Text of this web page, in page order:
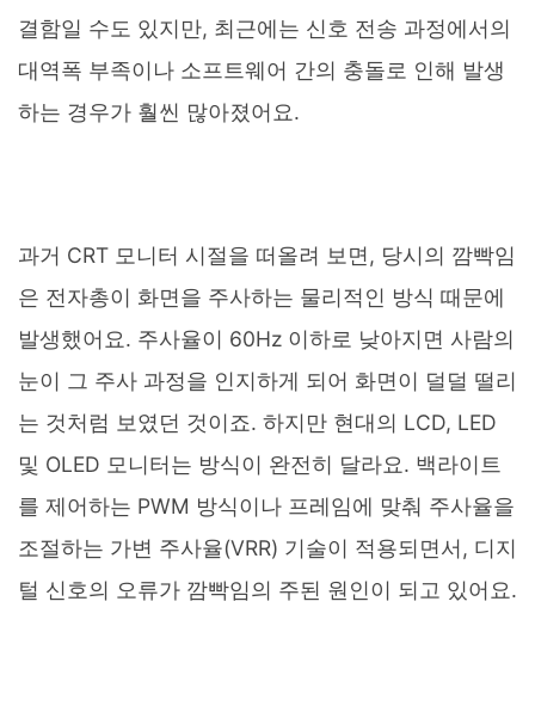
결함일 수도 있지만, 최근에는 신호 전송 과정에서의
대역폭 부족이나 소프트웨어 간의 충돌로 인해 발생
하는 경우가 훨씬 많아졌어요.
과거 CRT 모니터 시절을 떠올려 보면, 당시의 깜빡임
은 전자총이 화면을 주사하는 물리적인 방식 때문에
발생했어요. 주사율이 60Hz 이하로 낮아지면 사람의
눈이 그 주사 과정을 인지하게 되어 화면이 덜덜 떨리
는 것처럼 보였던 것이죠. 하지만 현대의 LCD, LED
및 OLED 모니터는 방식이 완전히 달라요. 백라이트
를 제어하는 PWM 방식이나 프레임에 맞춰 주사율을
조절하는 가변 주사율(VRR) 기술이 적용되면서, 디지
털 신호의 오류가 깜빡임의 주된 원인이 되고 있어요.